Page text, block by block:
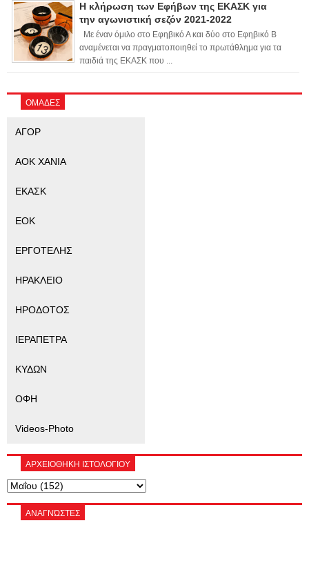
Η κλήρωση των Εφήβων της ΕΚΑΣΚ για
την αγωνιστική σεζόν 2021-2022
Με έναν όμιλο στο Εφηβικό Α και δύο στο Εφηβικό Β
αναμένεται να πραγματοποιηθεί το πρωτάθλημα για τα
παιδιά της ΕΚΑΣΚ που ...
ΟΜΑΔΕΣ
ΑΓΟΡ
ΑΟΚ ΧΑΝΙΑ
ΕΚΑΣΚ
ΕΟΚ
ΕΡΓΟΤΕΛΗΣ
ΗΡΑΚΛΕΙΟ
ΗΡΟΔΟΤΟΣ
ΙΕΡΑΠΕΤΡΑ
ΚΥΔΩΝ
ΟΦΗ
Videos-Photo
ΑΡΧΕΙΟΘΗΚΗ ΙΣΤΟΛΟΓΙΟΥ
ΑΝΑΓΝΏΣΤΕΣ